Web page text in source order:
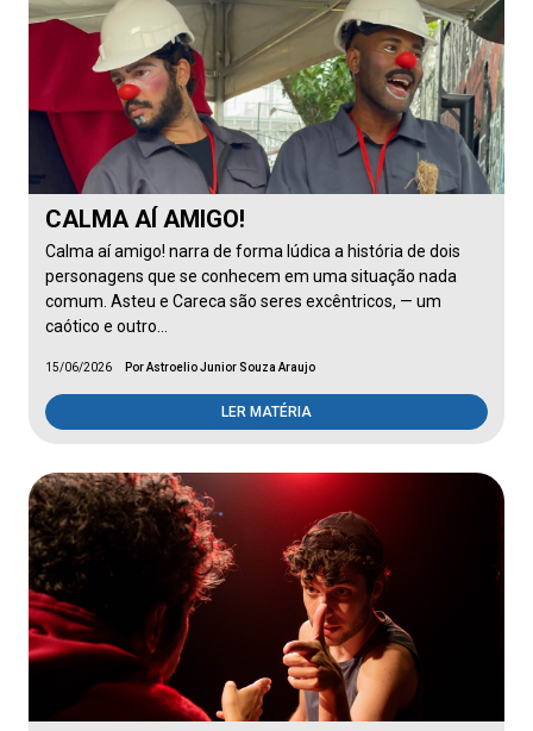
CALMA AÍ AMIGO!
Calma aí amigo! narra de forma lúdica a história de dois
personagens que se conhecem em uma situação nada
comum. Asteu e Careca são seres excêntricos, — um
caótico e outro…
15/06/2026 Por Astroelio Junior Souza Araujo
LER MATÉRIA